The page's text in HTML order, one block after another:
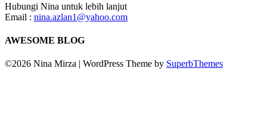
Hubungi Nina untuk lebih lanjut
Email : nina.azlan1@yahoo.com
AWESOME BLOG
©2026 Nina Mirza | WordPress Theme by SuperbThemes